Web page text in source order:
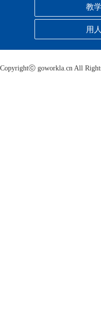
教
用
Copyrightⓒ goworkla.cn All